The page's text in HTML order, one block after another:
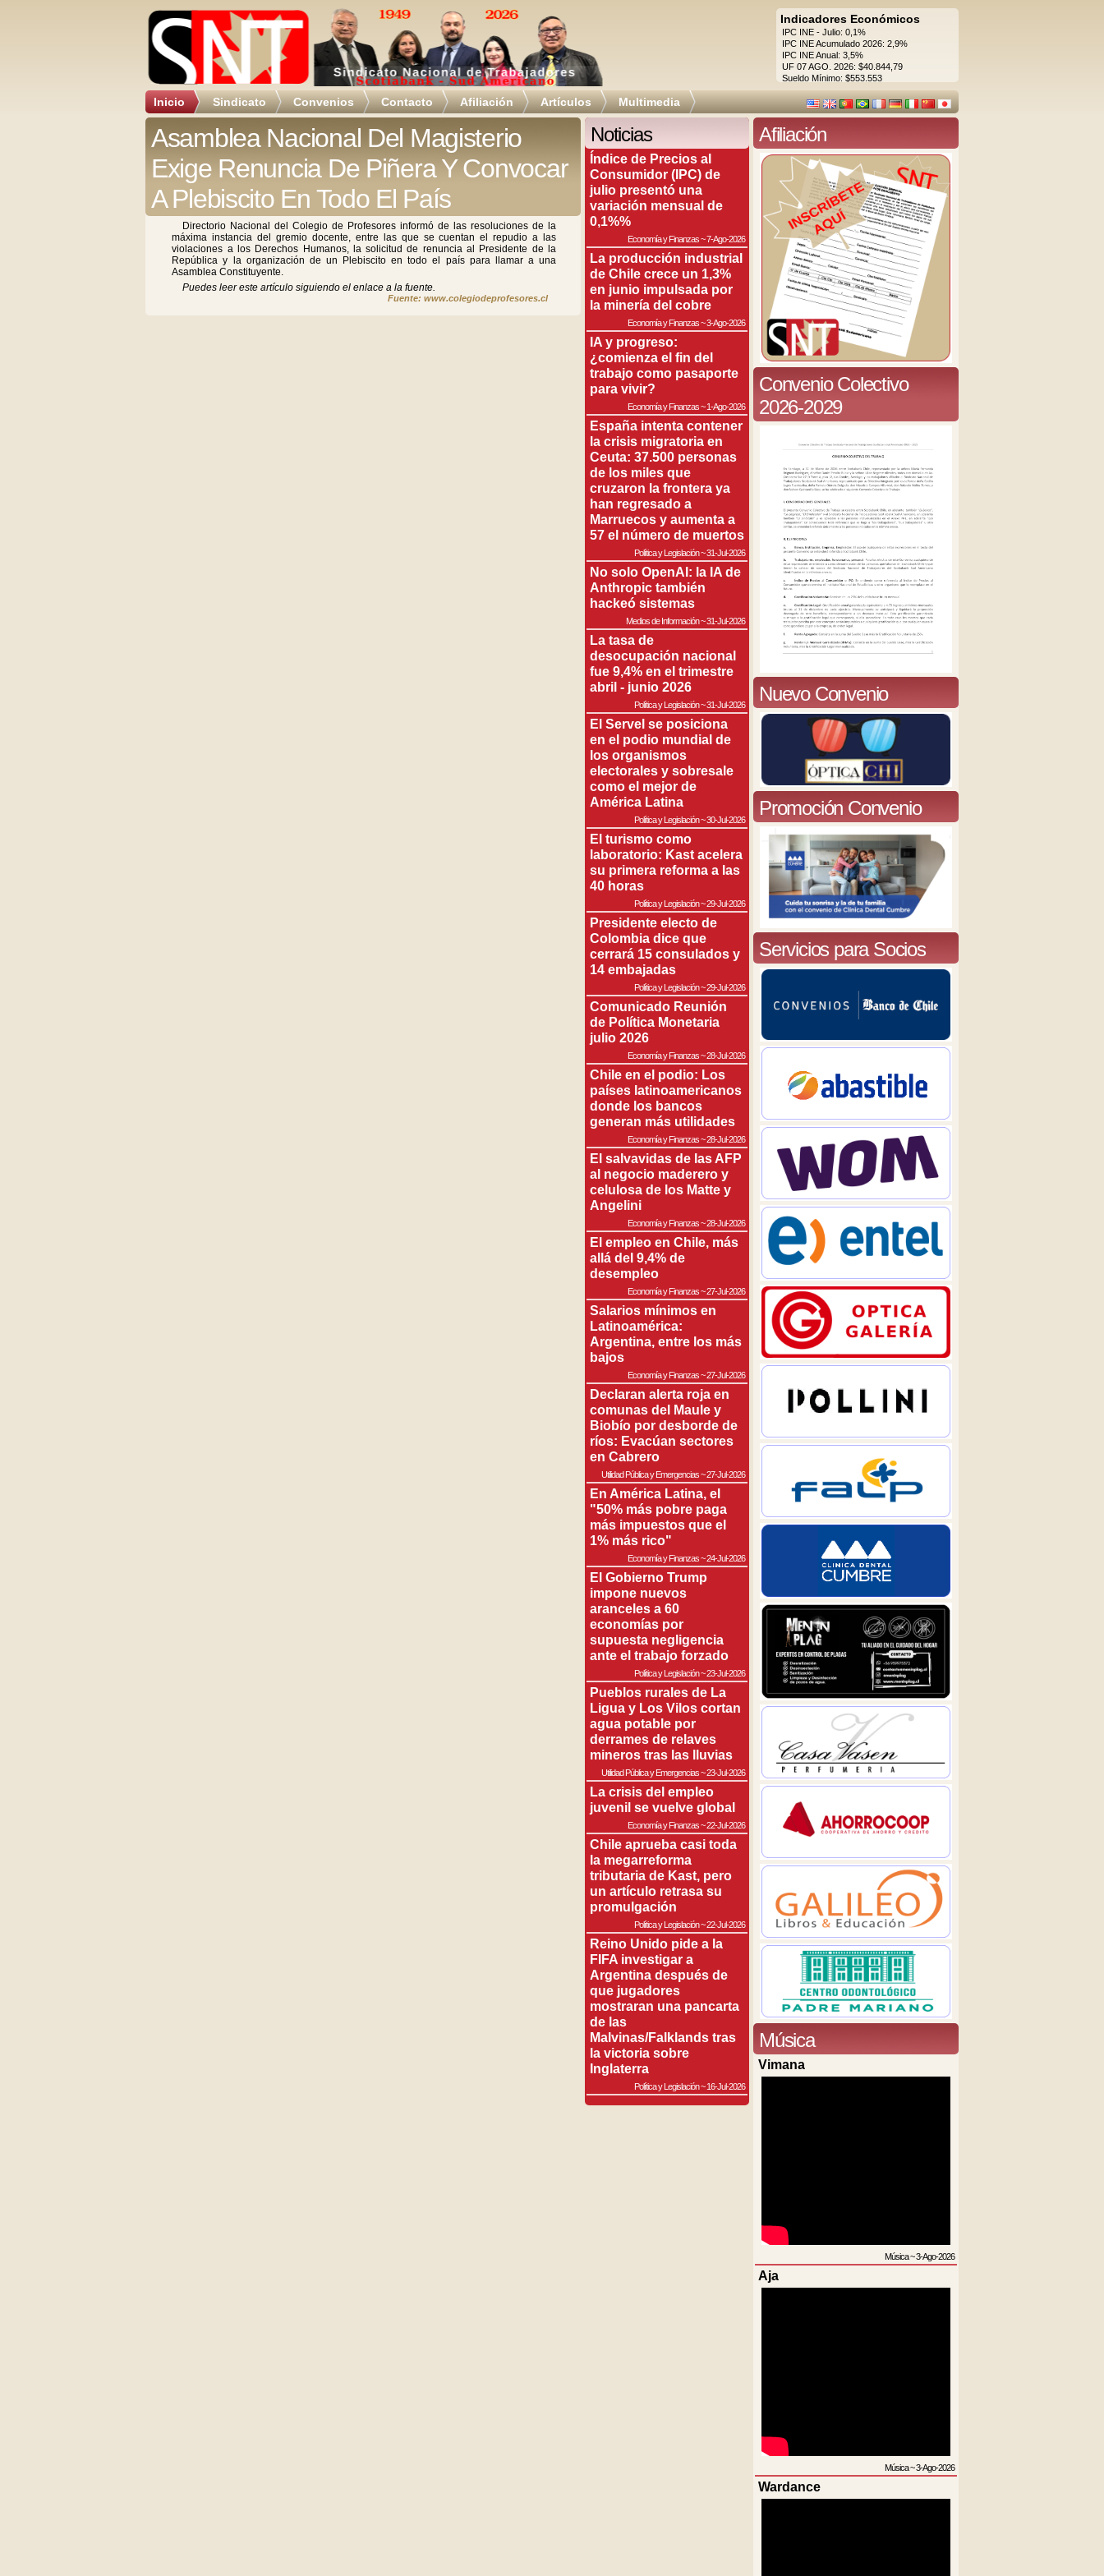
Indicadores Económicos
IPC INE - Julio: 0,1%
IPC INE Acumulado 2026: 2,9%
IPC INE Anual: 3,5%
UF 07 AGO. 2026: $40.844,79
Sueldo Mínimo: $553.553
Inicio Sindicato Convenios Contacto Afiliación Artículos Multimedia
Asamblea Nacional Del Magisterio
Exige Renuncia De Piñera Y Convocar
A Plebiscito En Todo El País
Directorio Nacional del Colegio de Profesores informó de las resoluciones de la
máxima instancia del gremio docente, entre las que se cuentan el repudio a las
violaciones a los Derechos Humanos, la solicitud de renuncia al Presidente de la
República y la organización de un Plebiscito en todo el país para llamar a una
Asamblea Constituyente.
Puedes leer este artículo siguiendo el enlace a la fuente.
Fuente: www.colegiodeprofesores.cl
Noticias
Índice de Precios al
Consumidor (IPC) de
julio presentó una
variación mensual de
0,1%%
Economía y Finanzas~7-Ago-2026
La producción industrial
de Chile crece un 1,3%
en junio impulsada por
la minería del cobre
Economía y Finanzas~3-Ago-2026
IA y progreso:
¿comienza el fin del
trabajo como pasaporte
para vivir?
Economía y Finanzas~1-Ago-2026
España intenta contener
la crisis migratoria en
Ceuta: 37.500 personas
de los miles que
cruzaron la frontera ya
han regresado a
Marruecos y aumenta a
57 el número de muertos
Política y Legislación~31-Jul-2026
No solo OpenAI: la IA de
Anthropic también
hackeó sistemas
Medios de Información~31-Jul-2026
La tasa de
desocupación nacional
fue 9,4% en el trimestre
abril - junio 2026
Política y Legislación~31-Jul-2026
El Servel se posiciona
en el podio mundial de
los organismos
electorales y sobresale
como el mejor de
América Latina
Política y Legislación~30-Jul-2026
El turismo como
laboratorio: Kast acelera
su primera reforma a las
40 horas
Política y Legislación~29-Jul-2026
Presidente electo de
Colombia dice que
cerrará 15 consulados y
14 embajadas
Política y Legislación~29-Jul-2026
Comunicado Reunión
de Política Monetaria
julio 2026
Economía y Finanzas~28-Jul-2026
Chile en el podio: Los
países latinoamericanos
donde los bancos
generan más utilidades
Economía y Finanzas~28-Jul-2026
El salvavidas de las AFP
al negocio maderero y
celulosa de los Matte y
Angelini
Economía y Finanzas~28-Jul-2026
El empleo en Chile, más
allá del 9,4% de
desempleo
Economía y Finanzas~27-Jul-2026
Salarios mínimos en
Latinoamérica:
Argentina, entre los más
bajos
Economía y Finanzas~27-Jul-2026
Declaran alerta roja en
comunas del Maule y
Biobío por desborde de
ríos: Evacúan sectores
en Cabrero
Utilidad Pública y Emergencias~27-Jul-2026
En América Latina, el
"50% más pobre paga
más impuestos que el
1% más rico"
Economía y Finanzas~24-Jul-2026
El Gobierno Trump
impone nuevos
aranceles a 60
economías por
supuesta negligencia
ante el trabajo forzado
Política y Legislación~23-Jul-2026
Pueblos rurales de La
Ligua y Los Vilos cortan
agua potable por
derrames de relaves
mineros tras las lluvias
Utilidad Pública y Emergencias~23-Jul-2026
La crisis del empleo
juvenil se vuelve global
Economía y Finanzas~22-Jul-2026
Chile aprueba casi toda
la megarreforma
tributaria de Kast, pero
un artículo retrasa su
promulgación
Política y Legislación~22-Jul-2026
Reino Unido pide a la
FIFA investigar a
Argentina después de
que jugadores
mostraran una pancarta
de las
Malvinas/Falklands tras
la victoria sobre
Inglaterra
Política y Legislación~16-Jul-2026
Afiliación
Convenio Colectivo
2026-2029
Nuevo Convenio
Promoción Convenio
Servicios para Socios
Música
Vimana
Música~3-Ago-2026
Aja
Música~3-Ago-2026
Wardance